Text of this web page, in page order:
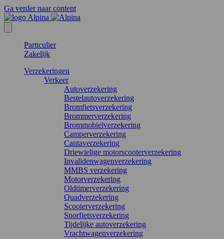
Ga verder naar content
Particulier
Zakelijk
Verzekeringen
Verkeer
Autoverzekering
Bestelautoverzekering
Bromfietsverzekering
Brommerverzekering
Brommobielverzekering
Camperverzekering
Cantaverzekering
Driewielige motorscooterverzekering
Invalidenwagenverzekering
MMBS verzekering
Motorverzekering
Oldtimerverzekering
Quadverzekering
Scooterverzekering
Snorfietsverzekering
Tijdelijke autoverzekering
Vrachtwagenverzekering